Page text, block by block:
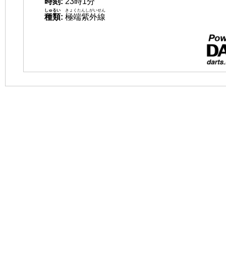
種類
しゅるい
: 極端紫外線
きょくたんしがいせん